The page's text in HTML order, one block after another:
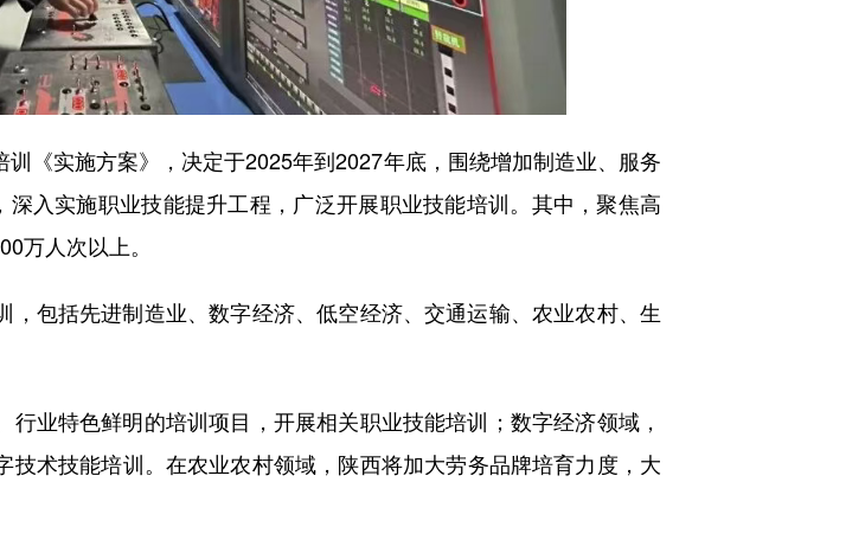
实施方案》，决定于2025年到2027年底，围绕增加制造业、服务
入实施职业技能提升工程，广泛开展职业技能培训。其中，聚焦高
万人次以上。
包括先进制造业、数字经济、低空经济、交通运输、农业农村、生
特色鲜明的培训项目，开展相关职业技能培训；数字经济领域，
术技能培训。在农业农村领域，陕西将加大劳务品牌培育力度，大